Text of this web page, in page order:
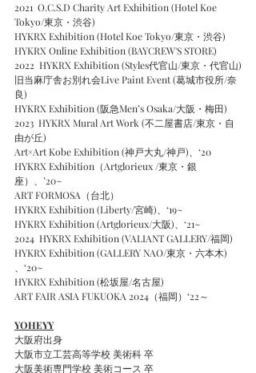
2021  O.C.S.D Charity Art Exhibition (Hotel Koe
Tokyo/東京・渋谷)
HYKRX Exhibition (Hotel Koe Tokyo/東京・渋谷)
HYKRX Online Exhibition (BAYCREW'S STORE)
2022  HYKRX Exhibition (Styles代官山/東京・代官山)
旧当麻庁舎お別れ会Live Paint Event (葛城市役所/奈
良)
HYKRX Exhibition (阪急Men’s Osaka/大阪・梅田)
2023  HYKRX Mural Art Work (不二屋書店/東京・自
由が丘)
Art×Art Kobe Exhibition (神戸大丸/神戸)、‘20
HYKRX Exhibition（Artglorieux /東京・銀
座）、’20~
ART FORMOSA（台北）
HYKRX Exhibition (Liberty/宮崎)、‘19~
HYKRX Exhibition (Artglorieux/大阪)、‘21~
2024  HYKRX Exhibition (VALIANT GALLERY/福岡)
HYKRX Exhibition (GALLERY NAO/東京・六本木)
、‘20~
HYKRX Exhibition (松坂屋/名古屋)
ART FAIR ASIA FUKUOKA 2024（福岡）‘22～
YOHEYY
大阪府出身
大阪市立工芸高等学校 美術科 卒
大阪美術専門学校 美術コース 卒